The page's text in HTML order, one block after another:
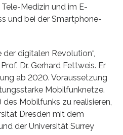
Medizin und im E-
und bei der Smartphone-
digitalen Revolution“,
Dr. Gerhard Fettweis. Er
ab 2020. Voraussetzung
Mobilfunknetze.
Mobilfunks zu realisieren,
Dresden mit dem
der Universität Surrey